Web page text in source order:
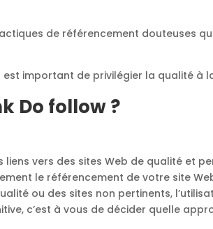
de référencement douteuses
est important de privilégier la qualité à
Do follow ?
vers des sites Web de qualité et
le référencement de votre site
ou des sites non pertinents,
c’est à vous de décider quelle